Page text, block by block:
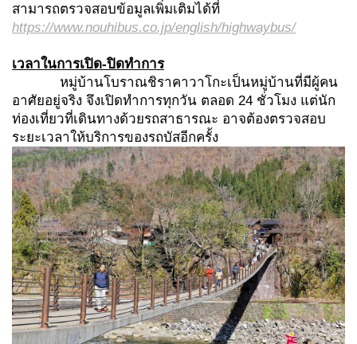
สามารถตรวจสอบข้อมูลเพิ่มเติมได้ที่
https://www.nouhibus.co.jp/english/highwaybus/
เวลาในการเปิด-ปิดทำการ
หมู่บ้านโบราณชิราคาวาโกะเป็นหมู่บ้านที่มีผู้คน
อาศัยอยู่จริง จึงเปิดทำการทุกวัน ตลอด 24 ชั่วโมง แต่นัก
ท่องเที่ยวที่เดินทางด้วยรถสาธารณะ อาจต้องตรวจสอบ
ระยะเวลาให้บริการของรถบัสอีกครั้ง